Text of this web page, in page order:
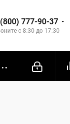
777-90-37
с 8:30 до 17:30